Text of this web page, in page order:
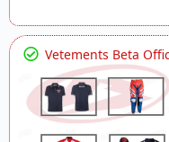
Vetements Beta